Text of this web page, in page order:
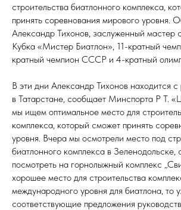
строительства биатлонного комплекса,
принять соревнования мирового уровня.
Александр Тихонов, заслуженный мастер
Кубка «Мистер Биатлон», 11-кратный
кратный чемпион СССР и 4-кратный
В эти дни Александр Тихонов находится
в Татарстане, сообщает Минспорта Р Т.
мы ищем оптимальное место для
комплекса, который сможет принять
уровня. Вчера мы осмотрели место под
биатлонного комплекса в Зеленодольске,
посмотреть на горнолыжный комплекс
хорошее место для строительства
международного уровня для биатлона, то
соответствующие предложения